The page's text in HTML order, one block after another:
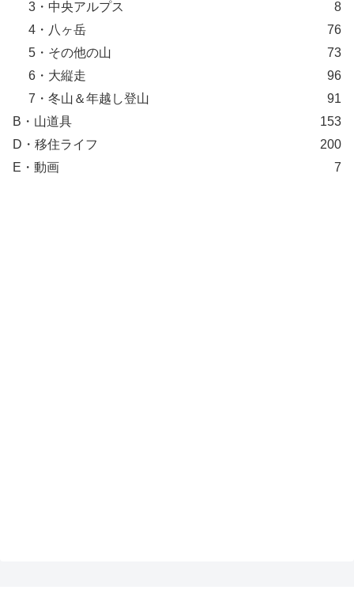
3・中央アルプス
8
4・八ヶ岳
76
5・その他の山
73
6・大縦走
96
7・冬山＆年越し登山
91
B・山道具
153
D・移住ライフ
200
E・動画
7